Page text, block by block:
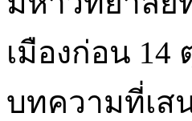
เมืองก่อน
บทความที่เส